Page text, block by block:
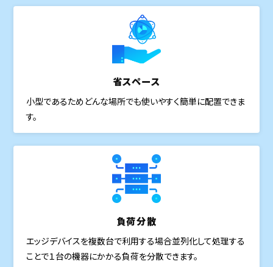
省スペース
小型であるためどんな場所でも使いやすく簡単に配置できま
す。
負荷分散
エッジデバイスを複数台で利用する場合並列化して処理する
ことで１台の機器にかかる負荷を分散できます。